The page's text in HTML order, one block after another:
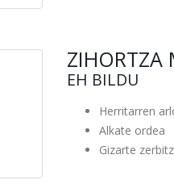
ZIHORTZA
EH BILDU
Herritarren
Alkate ordea
Gizarte